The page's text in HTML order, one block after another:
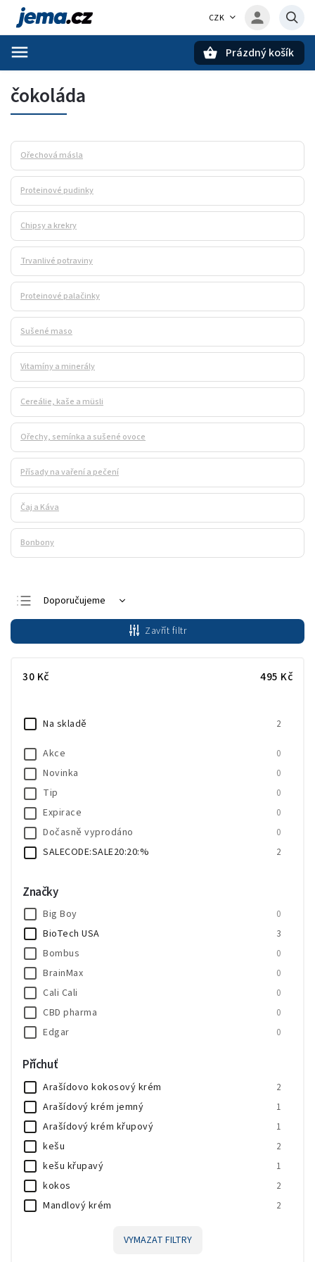
CZK
Prázdný košík
čokoláda
Ořechová másla
Proteinové pudinky
Chipsy a krekry
Trvanlivé potraviny
Proteinové palačinky
Sušené maso
Vitamíny a minerály
Cereálie, kaše a müsli
Ořechy, semínka a sušené ovoce
Přísady na vaření a pečení
Čaj a Káva
Bonbony
Doporučujeme
Nejlevnější
Nejdražší
Nejprodávanější
Zavřít filtr
30 Kč 495 Kč
Na skladě 2
Akce 0
Novinka 0
Tip 0
Expirace 0
Dočasně vyprodáno 0
SALECODE:SALE20:20:% 2
Značky
Big Boy 0
BioTech USA 3
Bombus 0
BrainMax 0
Cali Cali 0
CBD pharma 0
Edgar 0
JEMASPORT
Knuspi 0
LifeLike 1
MedPharma 0
Milkeffet 0
Novo Nutrition 0
Nutrend 3
Prom-IN 0
Příchuť
Arašídovo kokosový krém 2
Arašídový krém jemný 1
Arašídový krém křupový 1
kešu 2
kešu křupavý 1
kokos 2
Mandlový krém 2
Lískooříškový krém s čokoládou
VYMAZAT FILTRY